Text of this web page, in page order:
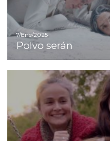
7/Ene/2025
Polvo serán